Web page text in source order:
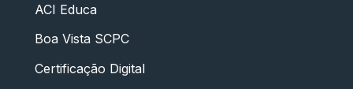
ACI Educa
Boa Vista SCPC
Certificação Digital